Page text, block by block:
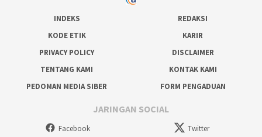
INDEKS
REDAKSI
KODE ETIK
KARIR
PRIVACY POLICY
DISCLAIMER
TENTANG KAMI
KONTAK KAMI
PEDOMAN MEDIA SIBER
FORM PENGADUAN
JARINGAN SOCIAL
Facebook
Twitter